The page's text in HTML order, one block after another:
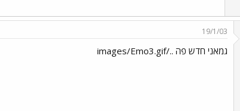
19/1/03
גמאני חדש פה ../images/Emo3.gif